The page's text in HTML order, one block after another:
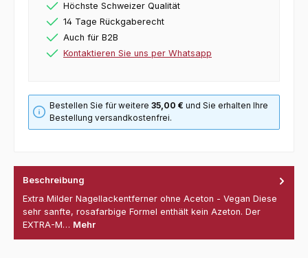
Höchste Schweizer Qualität
14 Tage Rückgaberecht
Auch für B2B
Kontaktieren Sie uns per Whatsapp
Bestellen Sie für weitere35,00 € und Sie erhalten Ihre
Bestellung versandkostenfrei.
Beschreibung
Extra Milder Nagellackentferner ohne Aceton - Vegan Diese
sehr sanfte, rosafarbige Formel enthält kein Azeton. Der
EXTRA-M… Mehr